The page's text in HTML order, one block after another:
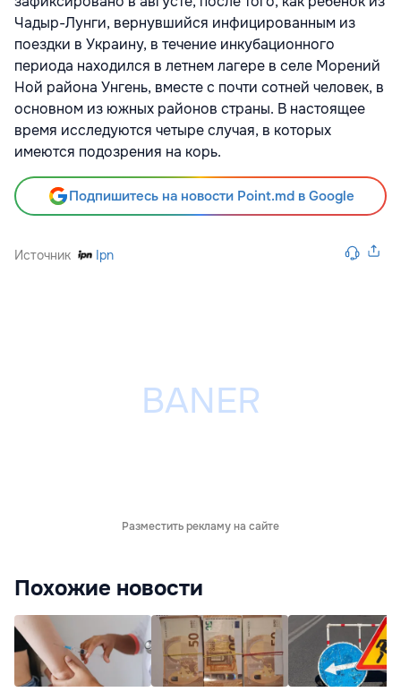
Чадыр-Лунги, вернувшийся инфицированным из
поездки в Украину, в течение инкубационного
периода находился в летнем лагере в селе Морений
Ной района Унгень, вместе с почти сотней человек, в
основном из южных районов страны. В настоящее
время исследуются четыре случая, в которых
имеются подозрения на корь.
Подпишитесь на новости Point.md в Google
Источник Ipn
Разместить рекламу на сайте
Похожие новости